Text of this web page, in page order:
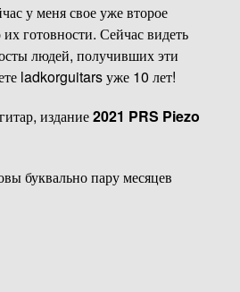
у меня свое уже второе
готовности. Сейчас видеть
людей, получивших эти
ladkorguitars уже 10 лет!
издание2021 PRS Piezo
буквально пару месяцев